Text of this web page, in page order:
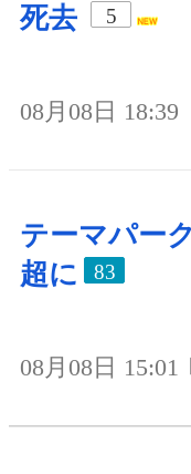
死去
5
08月08日 18:39
テーマパー
超に
83
08月08日 15:01